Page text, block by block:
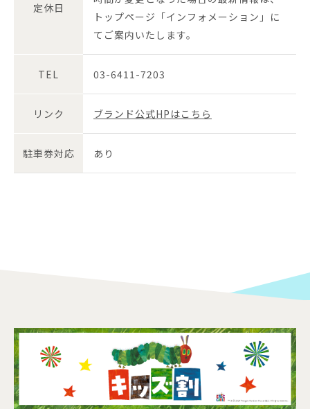
定休日
トップページ「インフォメーション」に
てご案内いたします。
TEL 03-6411-7203
リンク ブランド公式HPはこちら
駐車券対応 あり